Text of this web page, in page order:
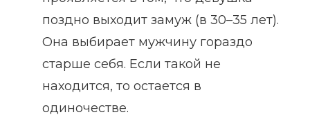
поздно выходит замуж (в 30–35 лет).
Она выбирает мужчину гораздо
старше себя. Если такой не
находится, то остается в
одиночестве.